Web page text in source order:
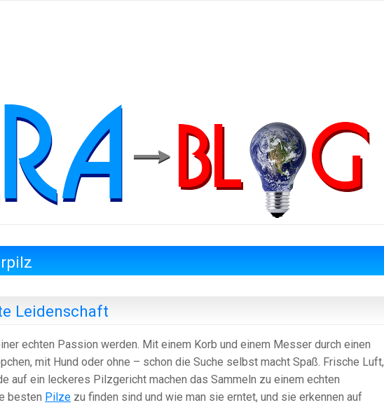
Leidenschaft
echten Passion werden. Mit einem Korb und einem Messer durch einen
mit Hund oder ohne – schon die Suche selbst macht Spaß. Frische Luft,
auf ein leckeres Pilzgericht machen das Sammeln zu einem echten
besten Pilze zu finden sind und wie man sie erntet, und sie erkennen auf